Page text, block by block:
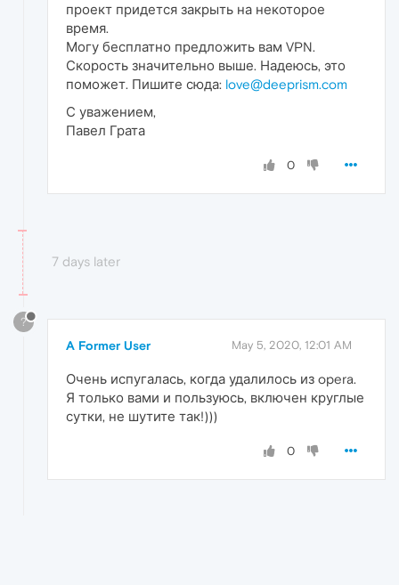
проект придется закрыть на некоторое
время.
Могу бесплатно предложить вам VPN.
Скорость значительно выше. Надеюсь, это
поможет. Пишите сюда: love@deeprism.com
С уважением,
Павел Грата
0
7 days later
?
A Former User May 5, 2020, 12:01 AM
Очень испугалась, когда удалилось из opera.
Я только вами и пользуюсь, включен круглые
сутки, не шутите так!)))
0